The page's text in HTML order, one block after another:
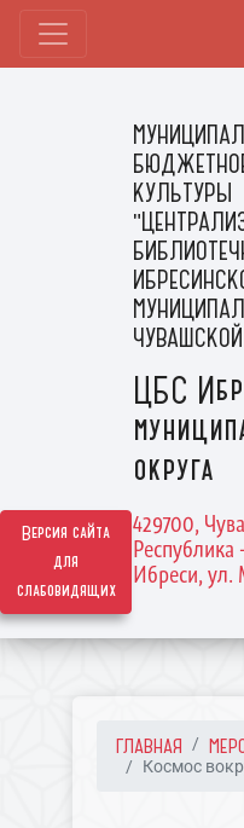
Версия сайта
для
слабовидящих
КУЛЬТУРЫ
ЦБС
округа
429700,
Ибреси, ул.
ГЛАВНАЯ
Космос